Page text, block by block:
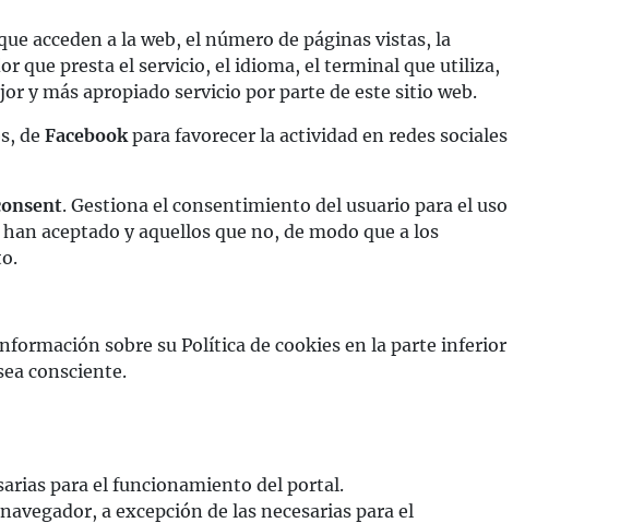
acceden a la web, el número de páginas vistas, la
que presta el servicio, el idioma, el terminal que utiliza,
y más apropiado servicio por parte de este sitio web.
de Facebookpara favorecer la actividad en redes sociales
. Gestiona el consentimiento del usuario para el uso
aceptado y aquellos que no, de modo que a los
sobre su Política de cookies en la parte inferior
consciente.
para el funcionamiento del portal.
a excepción de las necesarias para el